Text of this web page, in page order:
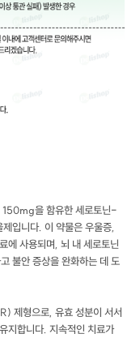
을 함유한 세로토닌-
입니다. 이 약물은 우울증,
에 사용되며, 뇌 내 세로토닌
불안 증상을 완화하는 데 도
제형으로, 유효 성분이 서서
지합니다. 지속적인 치료가